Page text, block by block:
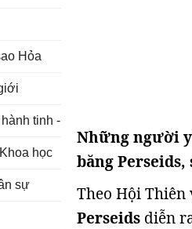
Những người
băng Perseids,
Theo Hội Thiên
Perseids diễn
Hỏa
tinh - UFO
học
sự